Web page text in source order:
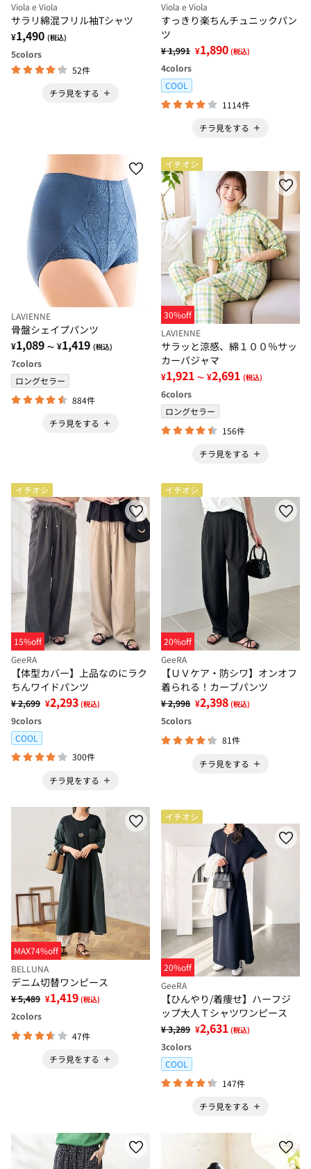
Viola e Viola
サラリ綿混フリル袖Tシャツ
¥1,490 (税込)
5colors
52件
チラ見をする
Viola e Viola
すっきり楽ちんチュニックパン
ツ
¥ 1,991 ¥1,890 (税込)
4colors
COOL
1114件
チラ見をする
LAVIENNE
骨盤シェイプパンツ
¥1,089 ～ ¥1,419 (税込)
7colors
ロングセラー
884件
チラ見をする
イチオシ
30%off
LAVIENNE
サラッと涼感、綿１００％サッ
カーパジャマ
¥1,921 ～ ¥2,691 (税込)
6colors
ロングセラー
156件
チラ見をする
イチオシ
15%off
GeeRA
【体型カバー】上品なのにラク
ちんワイドパンツ
¥ 2,699 ¥2,293 (税込)
9colors
COOL
300件
チラ見をする
イチオシ
20%off
GeeRA
【ＵＶケア・防シワ】オンオフ
着られる！カーブパンツ
¥ 2,998 ¥2,398 (税込)
5colors
81件
チラ見をする
MAX74%off
BELLUNA
デニム切替ワンピース
¥ 5,489 ¥1,419 (税込)
2colors
47件
チラ見をする
イチオシ
20%off
GeeRA
【ひんやり/着痩せ】ハーフジ
ップ大人Ｔシャツワンピース
¥ 3,289 ¥2,631 (税込)
3colors
COOL
147件
チラ見をする